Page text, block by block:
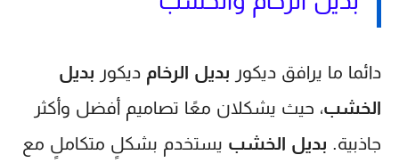
دائما ما يرافق ديكور بديل الرخام ديكور بديل
الخشب، حيث يشكلان معًا تصاميم أفضل وأكثر
جاذبية. بديل الخشب يستخدم بشكلٍ متكاملٍ مع